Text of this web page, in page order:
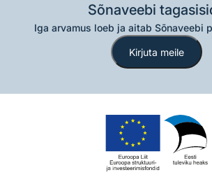
Sõnaveebi
Iga arvamus loeb ja aitab Sõnaveebi
Kirjuta meile